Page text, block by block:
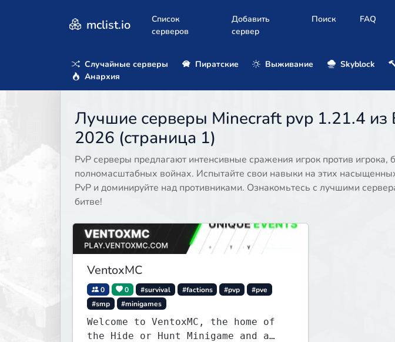
mclist.io
Список
серверов
Добавить
сервер
Поиск FAQ
Случайные серверы Пиратские Выживание Skyblock
Анархия
Лучшие серверы Minecraft pvp 1.21.4 из
2026 (страница 1)
PvP серверы предлагают интенсивные сражения игрок против игрока,
полномасштабных войнах. Испытайте свои навыки на этих
PvP и доминируйте над противниками. Ознакомьтесь с лучшими
битве!
VentoxMC
0 0 #survival #factions #pvp
#pve
#smp
#minigames
Welcome to VentoxMC, the home of
the Hide or Hunt Minigame and a